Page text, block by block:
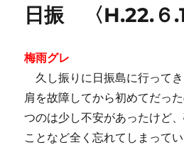
日振 〈H.22.６
梅雨グレ
久し振りに日振島に行ってき
肩を故障してから初めてだっ
つのは少し不安があったけど
ことなど全く忘れてしまってい